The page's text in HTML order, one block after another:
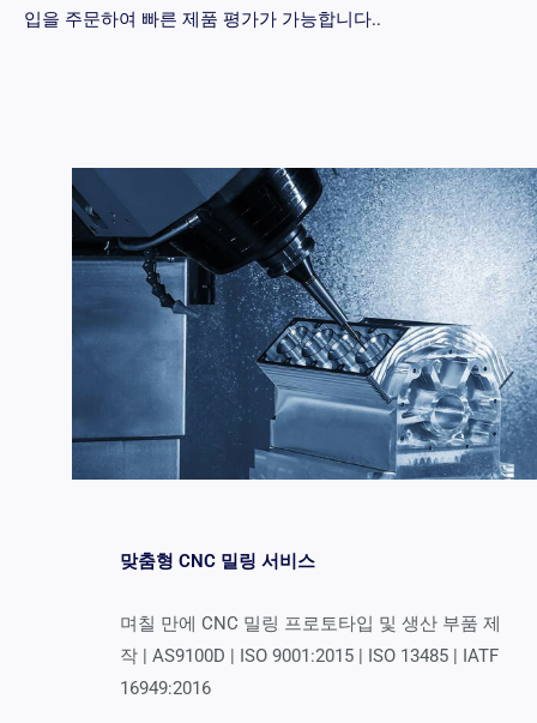
입을 주문하여 빠른 제품 평가가 가능합니다..
맞춤형 CNC 밀링 서비스
며칠 만에 CNC 밀링 프로토타입 및 생산 부품 제
작 | AS9100D | ISO 9001:2015 | ISO 13485 | IATF
16949:2016